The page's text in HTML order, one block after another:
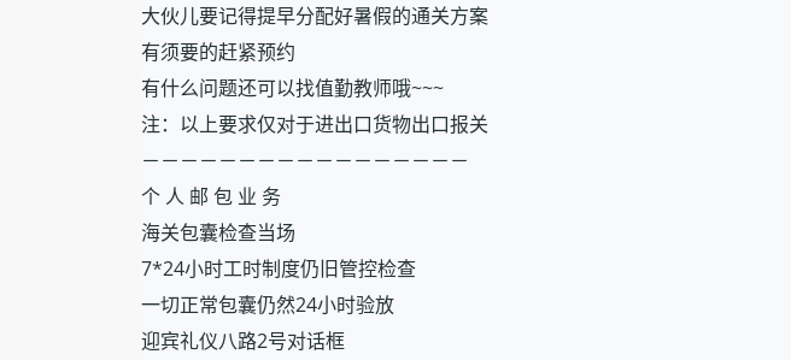
大伙儿要记得提早分配好暑假的通关方案
有须要的赶紧预约
有什么问题还可以找值勤教师哦~~~
注：以上要求仅对于进出口货物出口报关
－－－－－－－－－－－－－－－－－
个 人 邮 包 业 务
海关包囊检查当场
7*24小时工时制度仍旧管控检查
一切正常包囊仍然24小时验放
迎宾礼仪八路2号对话框